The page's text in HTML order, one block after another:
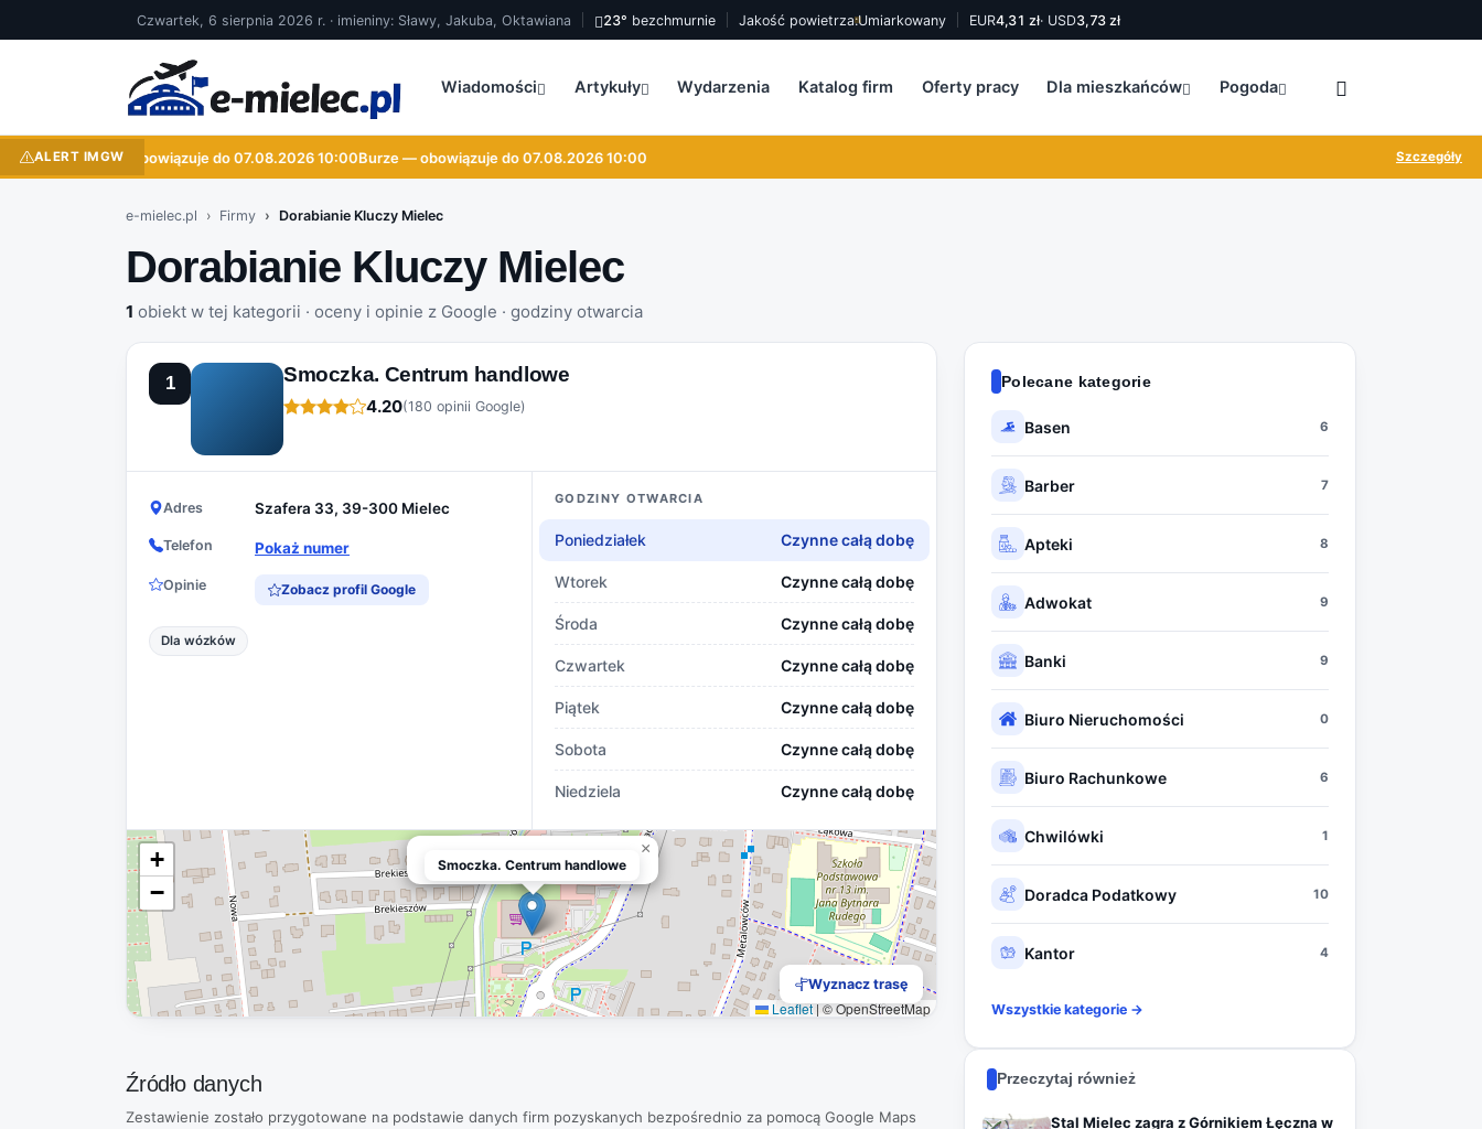
Czwartek, 6 sierpnia 2026 r. · imieniny: Sławy, Jakuba, Oktawiana 23° bezchmurnie Jakość powietrza:Umiarkowany EUR4,31 zł· USD3,73 zł
Wiadomości Artykuły Wydarzenia Katalog firm Oferty pracy Dla mieszkańców Pogoda
ALERT IMGW
Burze — obowiązuje do 07.08.2026 10:00Burze — obowiązuje do 07.08.2026 10:00 Szczegóły
e-mielec.pl Firmy Dorabianie Kluczy Mielec
Dorabianie Kluczy Mielec
1 obiekt w tej kategorii · oceny i opinie z Google · godziny otwarcia
1 Smoczka. Centrum handlowe
4.20(180 opinii Google)
Adres Szafera 33, 39-300 Mielec
Telefon Pokaż numer
Opinie Zobacz profil Google
Dla wózków
GODZINY OTWARCIA
Poniedziałek Czynne całą dobę
Wtorek Czynne całą dobę
Środa Czynne całą dobę
Czwartek Czynne całą dobę
Piątek Czynne całą dobę
Sobota Czynne całą dobę
Niedziela Czynne całą dobę
Smoczka. Centrum handlowe
×
+
−
Leaflet|© OpenStreetMap
Smoczka. Centrum handlowe
Wyznacz trasę
Źródło danych
Zestawienie zostało przygotowane na podstawie danych firm pozyskanych bezpośrednio za pomocą Google Maps
Polecane kategorie
Basen 6
Barber 7
Apteki 8
Adwokat 9
Banki 9
Biuro Nieruchomości 0
Biuro Rachunkowe 6
Chwilówki 1
Doradca Podatkowy 10
Kantor 4
Wszystkie kategorie →
Przeczytaj również
Stal Mielec zagra z Górnikiem Łęczna w